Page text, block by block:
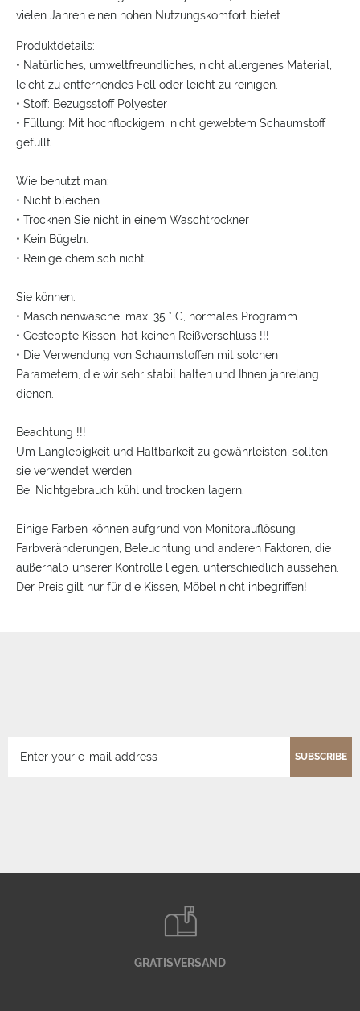
vielen Jahren einen hohen Nutzungskomfort bietet.
Produktdetails:
• Natürliches, umweltfreundliches, nicht allergenes Material,
leicht zu entfernendes Fell oder leicht zu reinigen.
• Stoff: Bezugsstoff Polyester
• Füllung: Mit hochflockigem, nicht gewebtem Schaumstoff
gefüllt
Wie benutzt man:
• Nicht bleichen
• Trocknen Sie nicht in einem Waschtrockner
• Kein Bügeln.
• Reinige chemisch nicht
Sie können:
• Maschinenwäsche, max. 35 ° C, normales Programm
• Gesteppte Kissen, hat keinen Reißverschluss !!!
• Die Verwendung von Schaumstoffen mit solchen
Parametern, die wir sehr stabil halten und Ihnen jahrelang
dienen.
Beachtung !!!
Um Langlebigkeit und Haltbarkeit zu gewährleisten, sollten
sie verwendet werden
Bei Nichtgebrauch kühl und trocken lagern.
Einige Farben können aufgrund von Monitorauflösung,
Farbveränderungen, Beleuchtung und anderen Faktoren, die
außerhalb unserer Kontrolle liegen, unterschiedlich aussehen.
Der Preis gilt nur für die Kissen, Möbel nicht inbegriffen!
SUBSCRIBE
GRATISVERSAND